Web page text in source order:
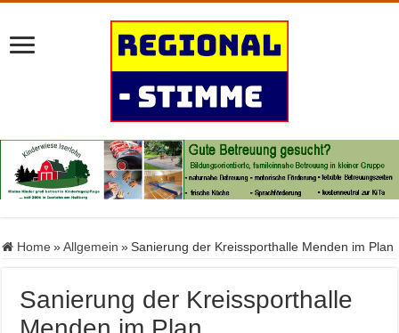
Home » Allgemein » Sanierung der Kreissporthalle Menden im Plan
Sanierung der Kreissporthalle